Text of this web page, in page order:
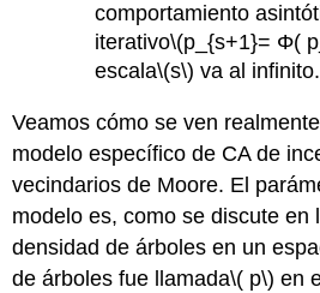
comportamiento
iterativo\(p_{s+1}= Φ(
escala\(s\) va al infinito.
Veamos cómo se ven
modelo específico de CA de
vecindarios de Moore. El
modelo es, como se discute en
densidad de árboles en un
de árboles fue llamada\( p\) en